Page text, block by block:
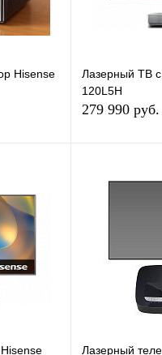
Hisense
Лазерный ТВ
120L5H
279 990 руб.
Лазерный